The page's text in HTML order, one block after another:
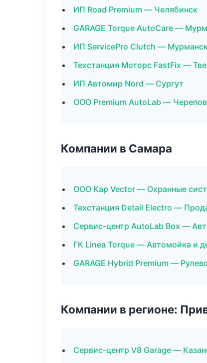
ИП Road Premium — Челябинск
GARAGE Torque AutoCare —
ИП ServicePro Clutch —
Техстанция Моторс FastFix —
ИП Автомир Nord — Сургут
ООО Premium AutoLab —
Компании в Самара
ООО Кар Vector — Охранные
Техстанция Detail Electro —
Сервис-центр AutoLab Box —
ГК Linea Torque — Автомойка и
GARAGE Hybrid Premium —
Компании в регионе:
Сервис-центр V8 Garage —